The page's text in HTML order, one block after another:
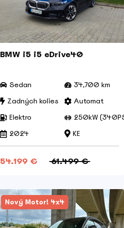
BMW i5 i5 eDrive40
Sedan
34,700 km
Zadných kolies
Automat
Elektro
250kW (340PS)
2024
KE
54.199 € 61.499 €
Nový Motor! 4x4